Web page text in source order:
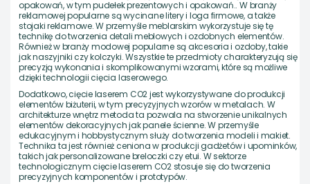
opakowań, w tym pudełek prezentowych i opakowań.. W branży
reklamowej popularne są wycinane litery i loga firmowe, a także
stojaki reklamowe. W przemyśle meblarskim wykorzystuje się tę
technikę do tworzenia detali meblowych i ozdobnych elementów.
Również w branży modowej popularne są akcesoria i ozdoby, takie
jak naszyjniki czy kolczyki. Wszystkie te przedmioty charakteryzują się
precyzją wykonania i skomplikowanymi wzorami, które są możliwe
dzięki technologii cięcia laserowego.
Dodatkowo, cięcie laserem CO2 jest wykorzystywane do produkcji
elementów biżuterii, w tym precyzyjnych wzorów w metalach. W
architekturze wnętrz metoda ta pozwala na stworzenie unikalnych
elementów dekoracyjnych jak panele ścienne. W przemyśle
edukacyjnym i hobbystycznym służy do tworzenia modeli i makiet.
Technika ta jest również ceniona w produkcji gadżetów i upominków,
takich jak personalizowane breloczki czy etui. W sektorze
technologicznym cięcie laserem CO2 stosuje się do tworzenia
precyzyjnych komponentów i prototypów.